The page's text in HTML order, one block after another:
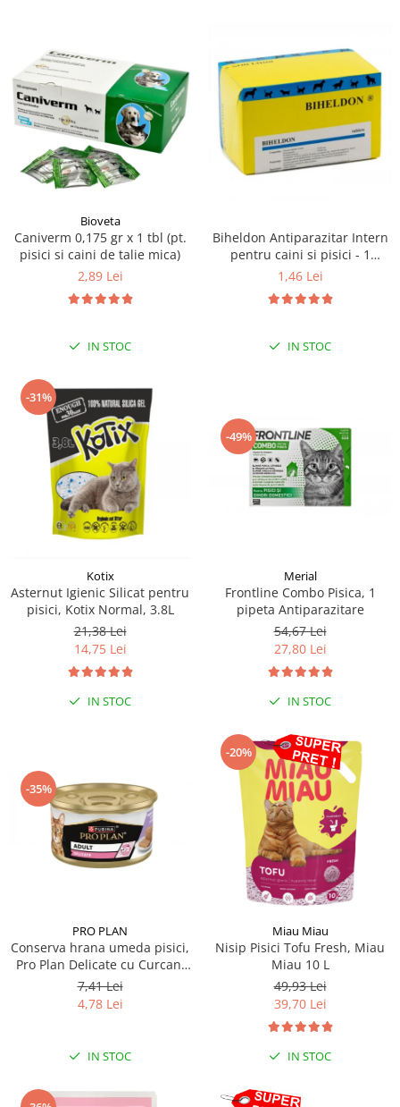
Bioveta
Caniverm 0,175 gr x 1 tbl (pt.
pisici si caini de talie mica)
2,89 Lei
IN STOC
Biheldon Antiparazitar Intern
pentru caini si pisici - 1
comprimate
1,46 Lei
IN STOC
-31%
Kotix
Asternut Igienic Silicat pentru
pisici, Kotix Normal, 3.8L
21,38 Lei
14,75 Lei
IN STOC
-49%
Merial
Frontline Combo Pisica, 1
pipeta Antiparazitare
54,67 Lei
27,80 Lei
IN STOC
-35%
PRO PLAN
Conserva hrana umeda pisici,
Pro Plan Delicate cu Curcan,
85 g
7,41 Lei
4,78 Lei
IN STOC
-20%
Miau Miau
Nisip Pisici Tofu Fresh, Miau
Miau 10 L
49,93 Lei
39,70 Lei
IN STOC